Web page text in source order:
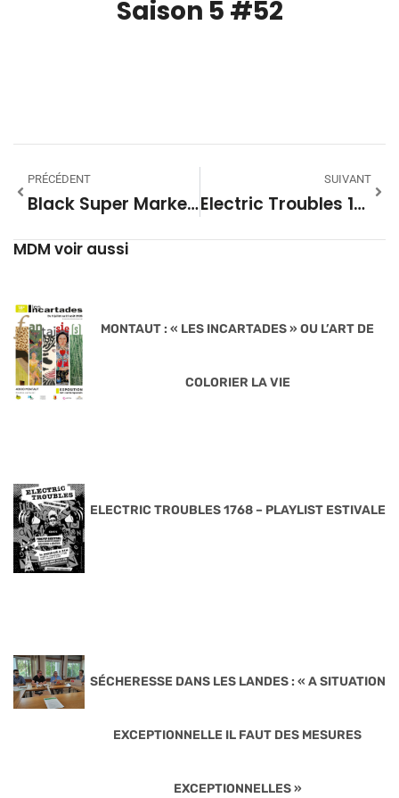
Saison 5 #52
PRÉCÉDENT
Black Super Market #25 – Saison 28
SUIVANT
Electric Troubles 1730 – Pussy Miel
MDM voir aussi
MONTAUT : « LES INCARTADES » OU L’ART DE
COLORIER LA VIE
ELECTRIC TROUBLES 1768 – PLAYLIST ESTIVALE
SÉCHERESSE DANS LES LANDES : « A SITUATION
EXCEPTIONNELLE IL FAUT DES MESURES
EXCEPTIONNELLES »